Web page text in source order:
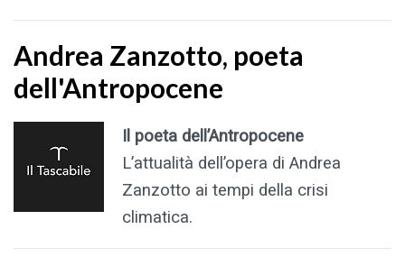
Andrea Zanzotto, poeta
dell'Antropocene
Il poeta dell’Antropocene
L’attualità dell’opera di Andrea
Zanzotto ai tempi della crisi
climatica.